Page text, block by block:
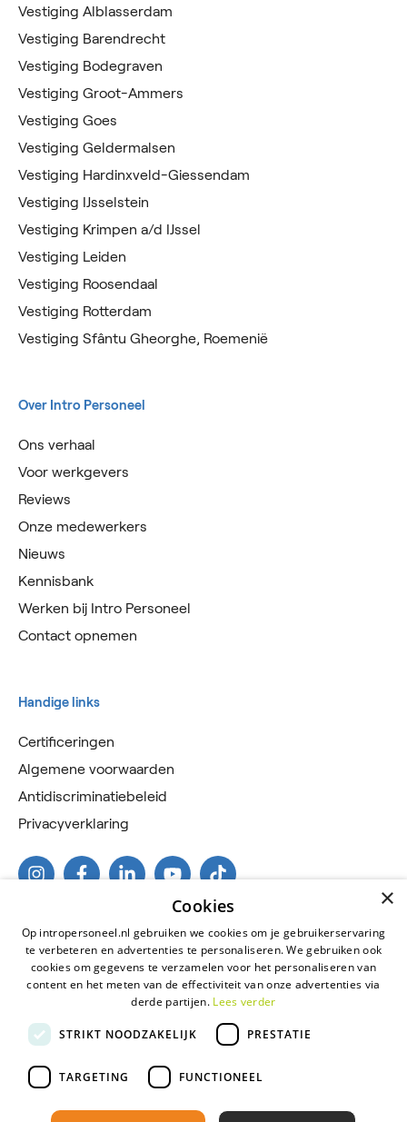
Vestiging Alblasserdam
Vestiging Barendrecht
Vestiging Bodegraven
Vestiging Groot-Ammers
Vestiging Goes
Vestiging Geldermalsen
Vestiging Hardinxveld-Giessendam
Vestiging IJsselstein
Vestiging Krimpen a/d IJssel
Vestiging Leiden
Vestiging Roosendaal
Vestiging Rotterdam
Vestiging Sfântu Gheorghe, Roemenië
Over Intro Personeel
Ons verhaal
Voor werkgevers
Reviews
Onze medewerkers
Nieuws
Kennisbank
Werken bij Intro Personeel
Contact opnemen
Handige links
Certificeringen
Algemene voorwaarden
Antidiscriminatiebeleid
Privacyverklaring
2026 © Intro Personeel
Certificeringen
Algemene voorwaarden
×
Cookies
Op intropersoneel.nl gebruiken we cookies om je gebruikerservaring
te verbeteren en advertenties te personaliseren. We gebruiken ook
cookies om gegevens te verzamelen voor het personaliseren van
content en het meten van de effectiviteit van onze advertenties via
derde partijen. Lees verder
STRIKT NOODZAKELIJK PRESTATIE
TARGETING FUNCTIONEEL